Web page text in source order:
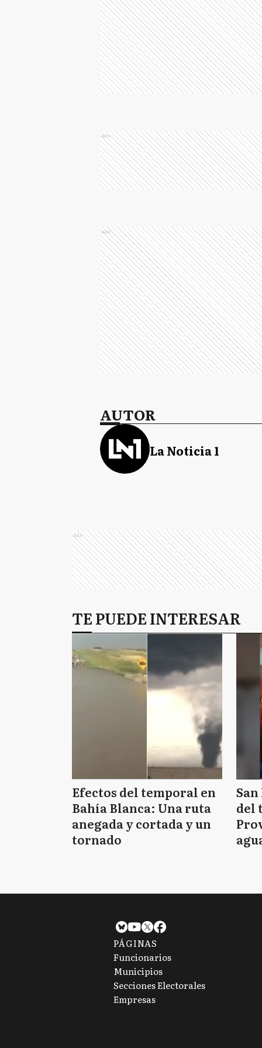
Ads
Ads
AUTOR
La Noticia 1
Ads
TE PUEDE INTERESAR
Efectos del temporal en
Bahía Blanca: Una ruta
anegada y cortada y un
tornado
del
PÁGINAS
Funcionarios
Municipios
Secciones Electorales
Empresas